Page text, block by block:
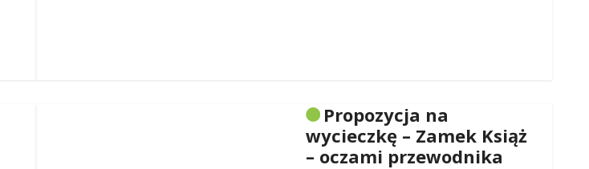
Propozycja na
wycieczkę – Zamek Książ
– oczami przewodnika